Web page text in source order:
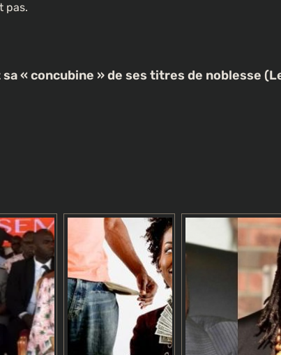
pas.
« concubine » de ses titres de noblesse